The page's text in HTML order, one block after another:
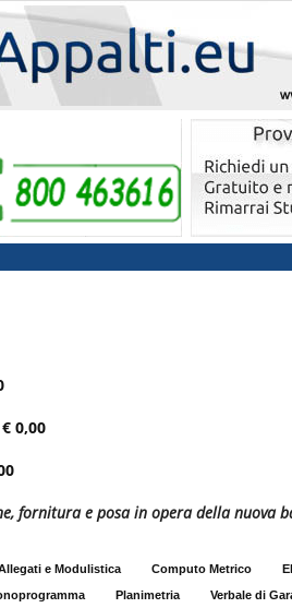
0,00
fornitura e posa in opera della nuova
e Modulistica Computo Metrico
Planimetria Verbale di